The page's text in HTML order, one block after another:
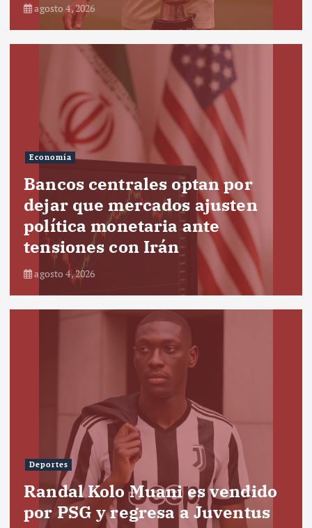
agosto 4, 2026
Economía
Bancos centrales optan por
dejar que mercados ajusten
política monetaria ante
tensiones con Irán
agosto 4, 2026
Deportes
Randal Kolo Muani es vendido
por PSG y regresa a Juventus